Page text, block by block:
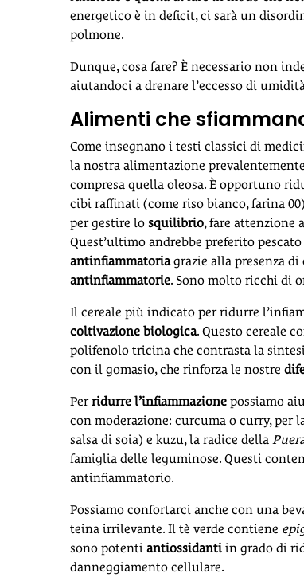
energetico è in deficit, ci sarà un
polmone.
Dunque, cosa fare? È necessario non
aiutandoci a drenare l’eccesso di
Alimenti che
Come insegnano i testi classici di
la nostra alimentazione
compresa quella oleosa. È opportuno
cibi raffinati (come riso bianco, farina
per gestire lo squilibrio, fare attenzione
Quest’ultimo andrebbe preferito
antinfiammatoriagrazie alla presenza
antinfiammatorie. Sono molto ricchi di
Il cereale più indicato per ridurre
coltivazione biologica. Questo cereale
polifenolo tricina che contrasta la
con il gomasio, che rinforza le nostre
Perridurre l’infiammazione possiamo
con moderazione: curcuma o curry, per
salsa di soia) e kuzu, la radice della
famiglia delle leguminose. Questi
antinfiammatorio.
Possiamo confortarci anche con una
teina irrilevante. Il tè verde contiene
sono potenti antiossidanti in grado di
danneggiamento cellulare.